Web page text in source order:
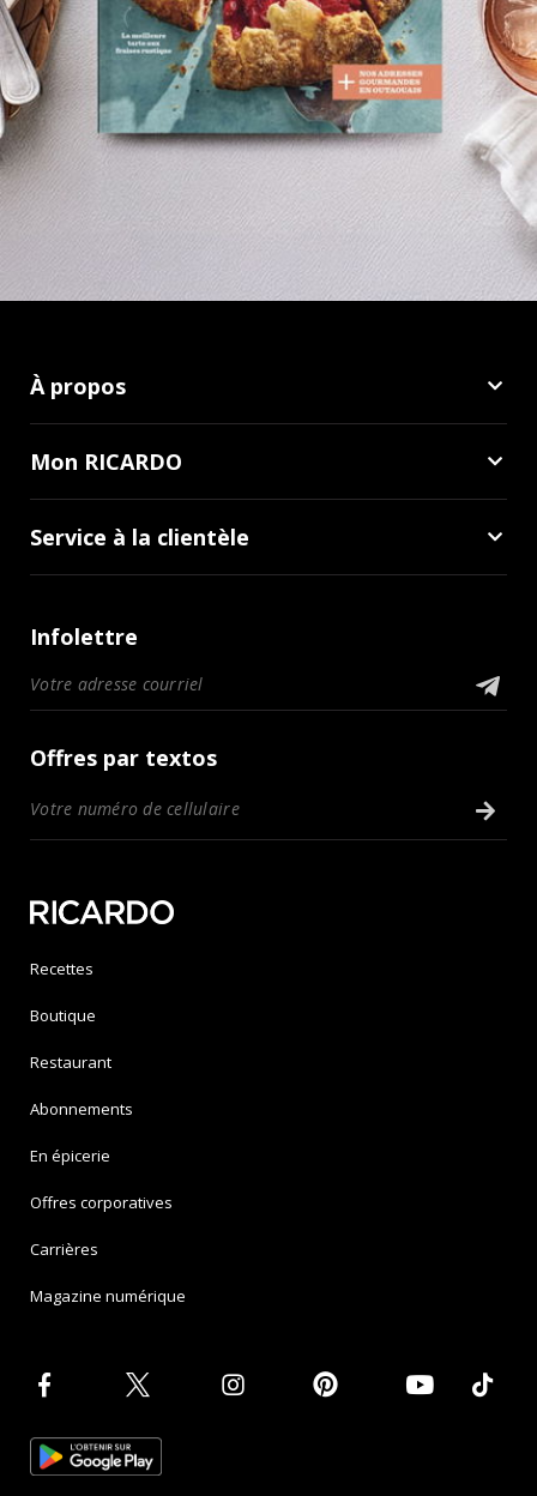
À propos
Mon RICARDO
Service à la clientèle
Infolettre
Offres par textos
Recettes
Boutique
Restaurant
Abonnements
En épicerie
Offres corporatives
Carrières
Magazine numérique